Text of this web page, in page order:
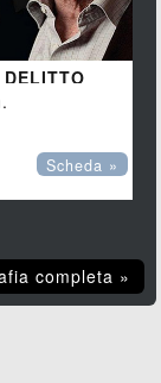
Scheda »
completa »